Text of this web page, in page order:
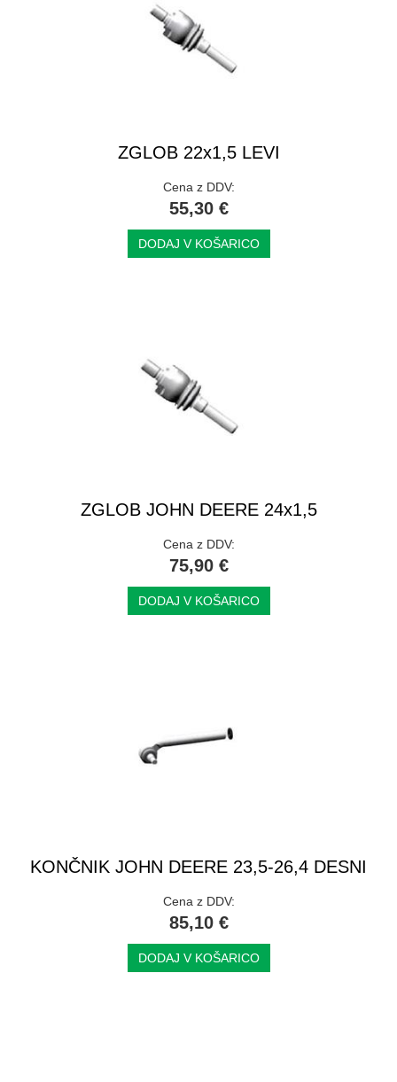
ZGLOB 22x1,5 LEVI
Cena z DDV:
55,30 €
DODAJ V KOŠARICO
ZGLOB JOHN DEERE 24x1,5
Cena z DDV:
75,90 €
DODAJ V KOŠARICO
KONČNIK JOHN DEERE 23,5-26,4 DESNI
Cena z DDV:
85,10 €
DODAJ V KOŠARICO